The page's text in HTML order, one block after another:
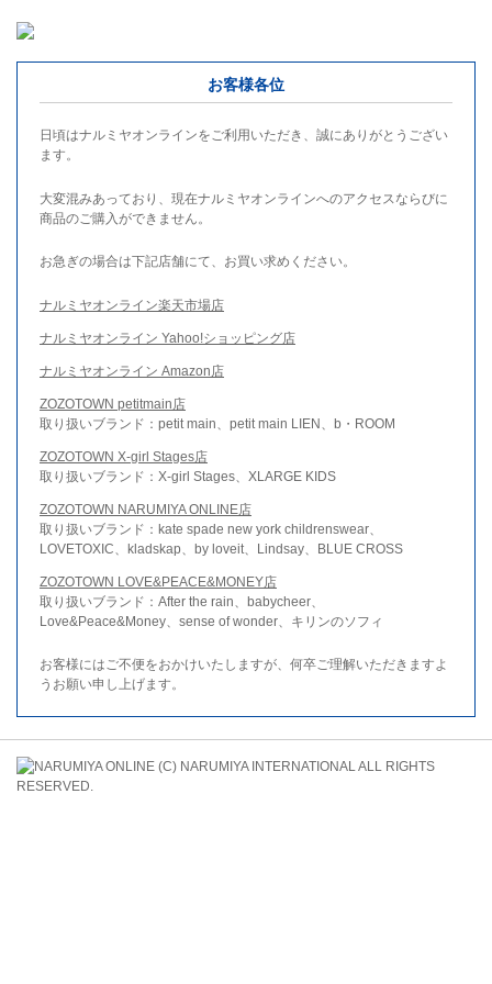
お客様各位
日頃はナルミヤオンラインをご利用いただき、誠にありがとうござい
ます。
大変混みあっており、現在ナルミヤオンラインへのアクセスならびに
商品のご購入ができません。
お急ぎの場合は下記店舗にて、お買い求めください。
ナルミヤオンライン楽天市場店
ナルミヤオンライン Yahoo!ショッピング店
ナルミヤオンライン Amazon店
ZOZOTOWN petitmain店
取り扱いブランド：petit main、petit main LIEN、b・ROOM
ZOZOTOWN X-girl Stages店
取り扱いブランド：X-girl Stages、XLARGE KIDS
ZOZOTOWN NARUMIYA ONLINE店
取り扱いブランド：kate spade new york childrenswear、
LOVETOXIC、kladskap、by loveit、Lindsay、BLUE CROSS
ZOZOTOWN LOVE&PEACE&MONEY店
取り扱いブランド：After the rain、babycheer、
Love&Peace&Money、sense of wonder、キリンのソフィ
お客様にはご不便をおかけいたしますが、何卒ご理解いただきますよ
うお願い申し上げます。